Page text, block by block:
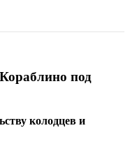
под
колодцев и